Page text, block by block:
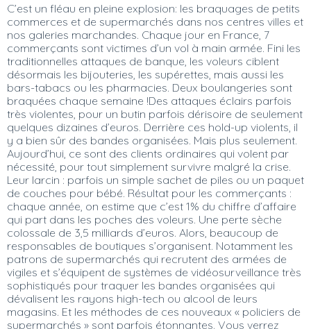
C’est un fléau en pleine explosion: les braquages de petits
commerces et de supermarchés dans nos centres villes et
nos galeries marchandes. Chaque jour en France, 7
commerçants sont victimes d’un vol à main armée. Fini les
traditionnelles attaques de banque, les voleurs ciblent
désormais les bijouteries, les supérettes, mais aussi les
bars-tabacs ou les pharmacies. Deux boulangeries sont
braquées chaque semaine !Des attaques éclairs parfois
très violentes, pour un butin parfois dérisoire de seulement
quelques dizaines d’euros. Derrière ces hold-up violents, il
y a bien sûr des bandes organisées. Mais plus seulement.
Aujourd’hui, ce sont des clients ordinaires qui volent par
nécessité, pour tout simplement survivre malgré la crise.
Leur larcin : parfois un simple sachet de piles ou un paquet
de couches pour bébé. Résultat pour les commerçants :
chaque année, on estime que c’est 1% du chiffre d’affaire
qui part dans les poches des voleurs. Une perte sèche
colossale de 3,5 milliards d’euros. Alors, beaucoup de
responsables de boutiques s’organisent. Notamment les
patrons de supermarchés qui recrutent des armées de
vigiles et s’équipent de systèmes de vidéosurveillance très
sophistiqués pour traquer les bandes organisées qui
dévalisent les rayons high-tech ou alcool de leurs
magasins. Et les méthodes de ces nouveaux « policiers de
supermarchés » sont parfois étonnantes. Vous verrez